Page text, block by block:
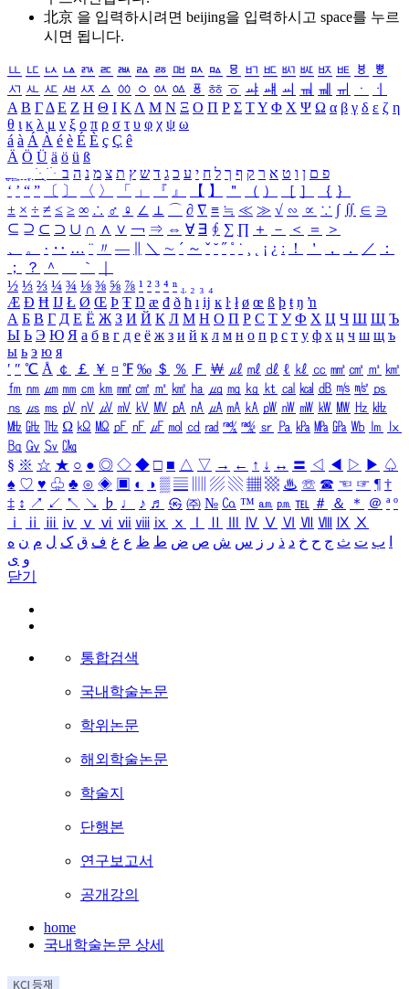
北京 을 입력하시려면 beijing을 입력하시고 space를 누르
시면 됩니다.
ㅥ ㅦ ㅧ ㅨ ㅩ ㅪ ㅫ ㅬ ㅭ ㅮ ㅯ ㅰ ㅱ ㅲ ㅳ ㅴ ㅵ ㅶ ㅷ ㅸ
ㅹ
ㅺ ㅻ ㅼ ㅽ ㅾ ㅿ ㆀ ㆁ ㆂ ㆃ ㆄ ㆅ ㆆ ㆇ ㆈ ㆉ ㆊ ㆋ ㆌ ㆍ
ㆎ
Α Β ΓΔ Ε Ζ Η Θ Ι ΚΛ Μ Ν Ξ Ο Π Ρ Σ ΤΥ Φ Χ Ψ Ω α β γ δ ε ζ η
θ ι κ λ μ ν ξ ο π ρ σ τ υ φ χ ψ ω
á à Á À é è É È ç Ç ê
Ä Ö Ü ä ö ü ß
ִֶֹ ֻּ ׁׂ פ ם ן ו ט א ר ק ף ך ל ח י ע כ ג ד ש ץ ת צ מ נ ה ב
‘ ’ “ ” 〔 〕 〈 〉 「 」 『 』 【 】 ＂ （ ） ［ ］ ｛ ｝
± × ÷ ≠ ≤ ≥ ∞ ∴ ♂ ♀ ∠ ⊥ ⌒ ∂ ∇ ≡ ≒ ≪ ≫ √ ∽ ∝ ∵ ∫ ∬ ∈ ∋
⊆ ⊇ ⊂ ⊃ ∪ ∩ ∧ ∨ ￢ ⇒ ⇔ ∀ ∃ ∮ ∑ ∏ ＋ － ＜ ＝
＞
、
。 · ‥ … ¨ 〃 ― ＼ ∼ ´ ～ ˇ ˘ ˝ ˚ ˙ ¸ ¡ ¿ ː ！ ＇ ， ． ／
：
；
？ ＾ ｀
½ ⅓ ⅔ ¼ ¾ ⅛ ⅜ ⅝ ⅞ ¹ ² ³ ⁴ ⁿ ₁ ₂ ₃ ₄
Æ Ð Ħ Ĳ Ł Ø Œ Þ Ŧ Ŋ æ đ ð ħ ı ĳ ĸ ŀ ł ø œ ß þ ŧ ŋ ŉ
А Б В Г Д Е Ё Ж З И Й К Л М Н О П Р С Т У Ф Х Ц Ч Ш Щ Ъ
Ы Ь Э Ю Я а б в г д е ё ж з и й к л м н о п р с т у ф х ц ч ш щ ъ
ы ь э ю я
′ ″ ℃ Å ￠ ￡ ￥ ¤ ℉ ‰ ＄ ％ Ｆ ￦ ㎕ ㎖ ㎗ ℓ ㎘ ㏄ ㎣ ㎤ ㎥ ㎦
㎙ ㎚ ㎛ ㎜ ㎝ ㎞ ㎟ ㎠ ㎡ ㎢ ㏊ ㎍ ㎎ ㎏ ㏏ ㎈ ㎉ ㏈ ㎧ ㎨ ㎰
㎱ ㎲ ㎳ ㎴ ㎵ ㎶ ㎷ ㎸ ㎹ ㎀ ㎁ ㎂ ㎃ ㎄ ㎺ ㎻ ㎽ ㎾ ㎿ ㎐ ㎑
㎒ ㎓ ㎔ Ω ㏀ ㏁ ㎊ ㎋ ㎌ ㏖ ㏅ ㎭ ㎮ ㎯ ㏛ ㎩ ㎪ ㎫ ㎬ ㏝ ㏐
㏓
㏃ ㏉ ㏜ ㏆
§ ※ ☆ ★ ○ ● ◎ ◇ ◆ □ ■ △ ▽ → ← ↑ ↓ ↔ 〓 ◁ ◀ ▷ ▶ ♤
♠ ♡ ♥ ♧ ♣ ⊙ ◈ ▣ ◐ ◑ ▒ ▤ ▨ ▧ ▦ ▩ ♨ ☏ ☎ ☜ ☞ ¶ †
‡ ↕ ↗ ↙ ↖ ↘ ♭ ♩ ♪ ♬ ㉿ ㈜ № ㏇ ™ ㏂ ㏘ ℡ ＃ ＆ ＊ ＠ ª º
ⅰ
ⅱ ⅲ ⅳ ⅴ ⅵ ⅶ ⅷ ⅸ ⅹ Ⅳ Ⅴ Ⅵ Ⅶ Ⅷ Ⅸ Ⅹ
ب ت ث ج ح خ د ذ ر ز س ش ص ض ط ظ ع غ ف ق ک ل م ن ه
و ی
닫기
통합검색
국내학술논문
학위논문
해외학술논문
학술지
단행본
연구보고서
공개강의
home
국내학술논문 상세